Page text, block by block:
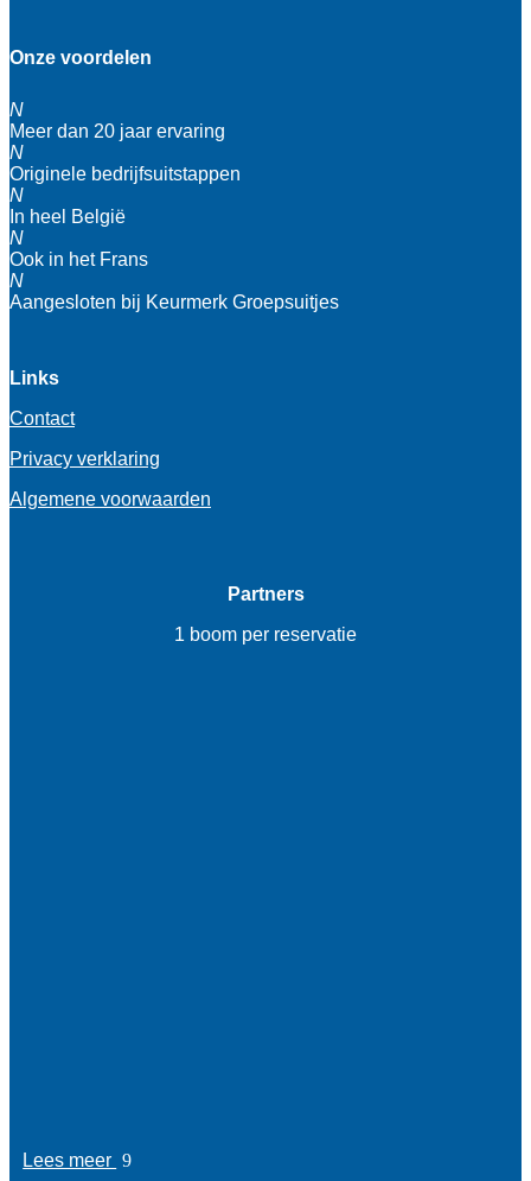
Onze voordelen
N
Meer dan 20 jaar ervaring
N
Originele bedrijfsuitstappen
N
In heel België
N
Ook in het Frans
N
Aangesloten bij Keurmerk Groepsuitjes
Links
Contact
Privacy verklaring
Algemene voorwaarden
Partners
1 boom per reservatie
Lees meer